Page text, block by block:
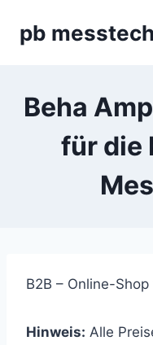
Inhaltpb
Beha
für die
B2B – Online-
Hinweis: Alle